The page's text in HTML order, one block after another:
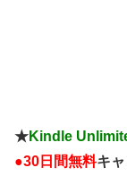
★Kindle
●30日間無料キ